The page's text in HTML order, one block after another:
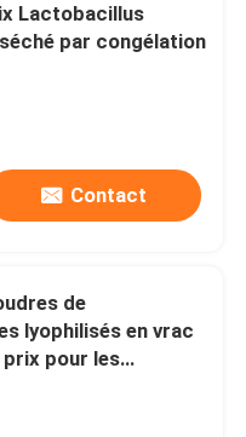
Lactobacillus
par congélation
Contact
de
lyophilisés en vrac
prix pour les
alimentaires